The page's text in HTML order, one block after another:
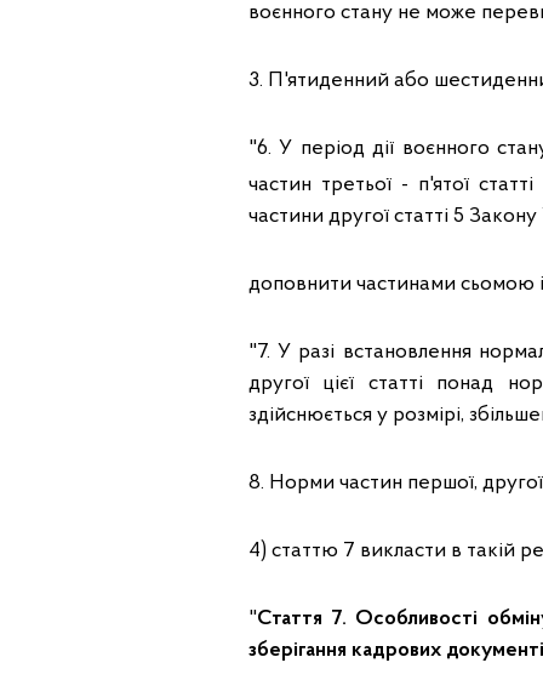
воєнного стану не може
3. П'ятиденний або
"6. У період дії воєнного
частин третьої - п'ятої
частини другої статті 5
доповнити частинами сьомою
"7. У разі встановлення
другої цієї статті понад
здійснюється у розмірі,
8. Норми частин першої, другої
4) статтю 7 викласти в такій
"Стаття 7. Особливості
зберігання кадрових